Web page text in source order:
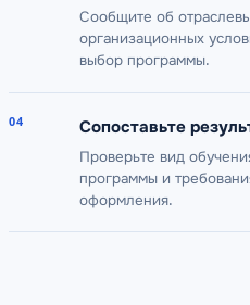
Сообщите об
организационных
выбор программы.
04 Сопоставьте
Проверьте вид
программы и
оформления.